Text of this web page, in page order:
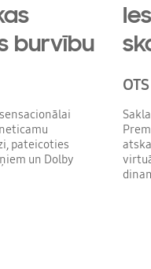
burvību
pateicoties
un Dolby